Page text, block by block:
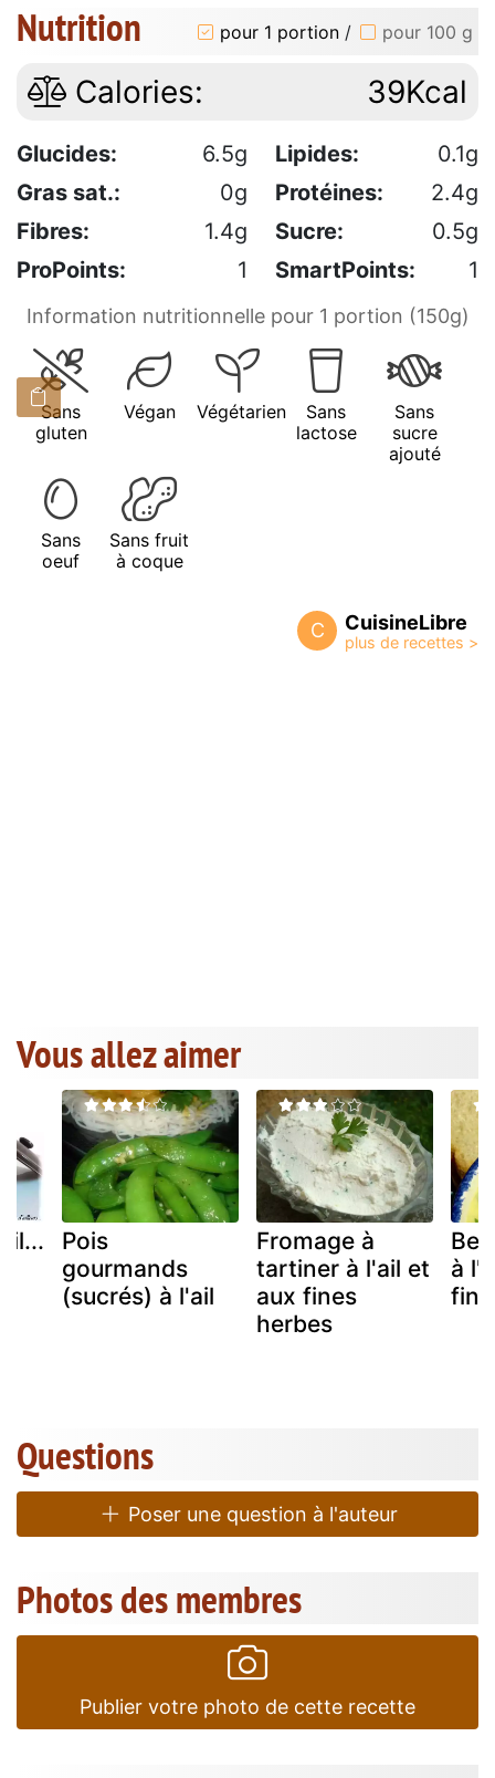
Nutrition pour 1 portion / pour 100 g
Calories: 39Kcal
Glucides: 6.5g Lipides:
0.1g
Gras sat.:
0g Protéines:
2.4g
Fibres:
1.4g Sucre:
0.5g
ProPoints:
1 SmartPoints: 1
Information nutritionnelle pour 1 portion (150g)
Sans
gluten
Végan Végétarien
Sans
lactose
Sans
sucre
ajouté
Sans
oeuf
Sans fruit
à coque
C CuisineLibre
Vous allez aimer
Pois
gourmands
(sucrés) à l'ail
Fromage à
tartiner à l'ail et
aux fines
herbes
à
Questions
Poser une question à l'auteur
Photos des membres
Publier votre photo de cette recette